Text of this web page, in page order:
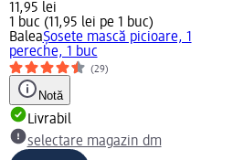
11,95 lei
1 buc (11,95 lei pe 1 buc)
BaleaȘosete mască picioare, 1
pereche, 1 buc
(29)
Notă
Livrabil
selectare magazin dm